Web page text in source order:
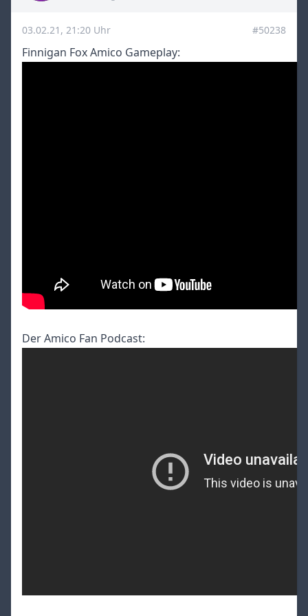
03.02.21, 21:20 Uhr #50238
Finnigan Fox Amico Gameplay:
Der Amico Fan Podcast: